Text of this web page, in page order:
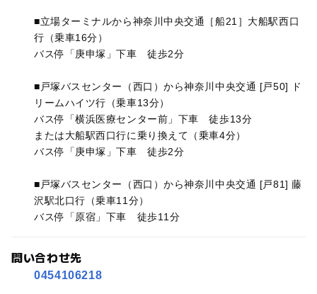
■立場ターミナルから神奈川中央交通［船21］大船駅西口
行（乗車16分）
バス停「庚申塚」下車 徒歩2分
■戸塚バスセンター（西口）から神奈川中央交通 [戸50] ド
リームハイツ行（乗車13分）
バス停「横浜医療センター前」下車 徒歩13分
または大船駅西口行に乗り換えて（乗車4分）
バス停「庚申塚」下車 徒歩2分
■戸塚バスセンター（西口）から神奈川中央交通 [戸81] 藤
沢駅北口行（乗車11分）
バス停「原宿」下車 徒歩11分
問い合わせ先
0454106218